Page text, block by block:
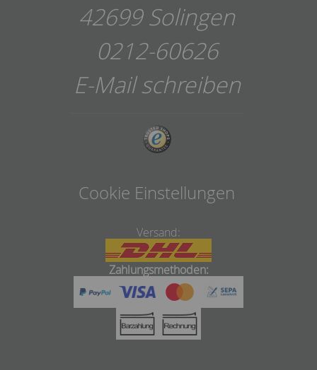
42699 Solingen
0212-60626
E-Mail schreiben
Cookie Einstellungen
Versand:
Zahlungsmethoden: